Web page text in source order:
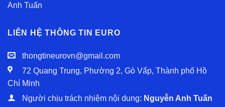
Anh Tuấn
LIÊN HỆ THÔNG TIN EURO
thongtineurovn@gmail.com
72 Quang Trung, Phường 2, Gò Vấp, Thành phố Hồ
Chí Minh
Người chịu trách nhiệm nội dung: Nguyễn Anh Tuấn